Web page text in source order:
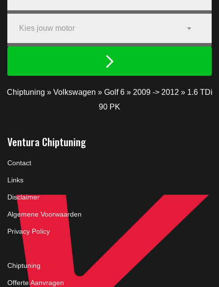
Kies jouw motor
Chiptuning » Volkswagen » Golf 6» 2009 -> 2012 » 1.6 TDi
90 PK
Ventura Chiptuning
Contact
Links
Disclaimer
Algemene Voorwaarden
Privacy Policy
Chiptuning
Offerte Aanvragen